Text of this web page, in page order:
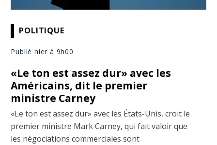
POLITIQUE
Publié hier à 9h00
«Le ton est assez dur» avec les
Américains, dit le premier
ministre Carney
«Le ton est assez dur» avec les États-Unis, croit le
premier ministre Mark Carney, qui fait valoir que
les négociations commerciales sont